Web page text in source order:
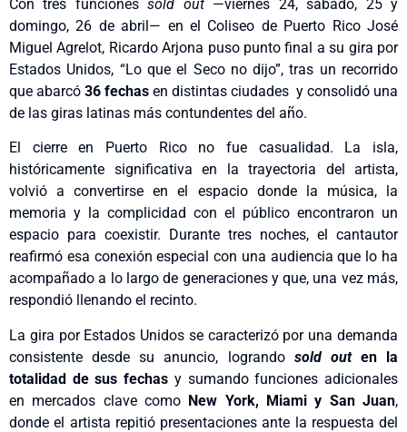
Con tres funcionessold out—viernes 24, sábado, 25 y
domingo, 26 de abril— en el Coliseo de Puerto Rico José
Miguel Agrelot, Ricardo Arjona puso punto final a su gira por
Estados Unidos, “Lo que el Seco no dijo”, tras un recorrido
que abarcó 36 fechas en distintas ciudades y consolidó una
de las giras latinas más contundentes del año.
El cierre en Puerto Rico no fue casualidad. La isla,
históricamente significativa en la trayectoria del artista,
volvió a convertirse en el espacio donde la música, la
memoria y la complicidad con el público encontraron un
espacio para coexistir. Durante tres noches, el cantautor
reafirmó esa conexión especial con una audiencia que lo ha
acompañado a lo largo de generaciones y que, una vez más,
respondió llenando el recinto.
La gira por Estados Unidos se caracterizó por una demanda
consistente desde su anuncio, logrando sold outen la
totalidad de sus fechas y sumando funciones adicionales
en mercados clave como New York, Miami y San Juan,
donde el artista repitió presentaciones ante la respuesta del